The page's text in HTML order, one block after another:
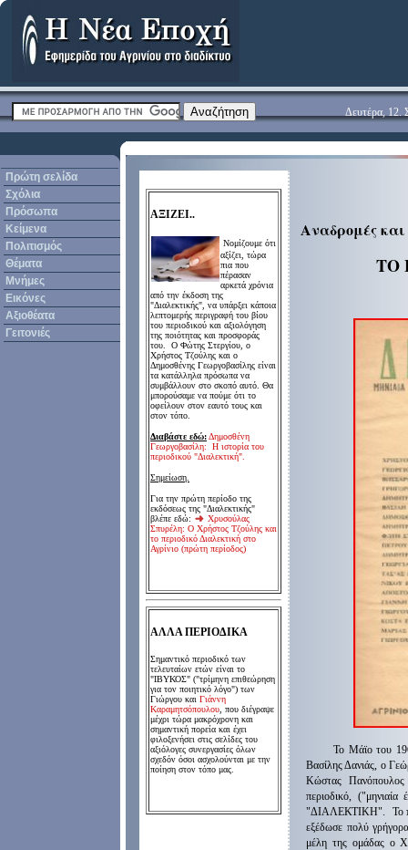
Δευτέρα, 12.
Πρώτη σελίδα
Σχόλια
Πρόσωπα
Κείμενα
Πολιτισμός
Θέματα
Μνήμες
Εικόνες
Αξιοθέατα
Γειτονιές
ΑΞΙΖΕΙ..
Νομίζουμε ότι
αξίζει, τώρα
πια που
πέρασαν
αρκετά χρόνια
από την έκδοση της
"Διαλεκτικής", να υπάρξει κάποια
λεπτομερής περιγραφή του βίου
του περιοδικού και αξιολόγηση
της ποιότητας και προσφοράς
του. Ο Φώτης Στεργίου, ο
Χρήστος Τζούλης και ο
Δημοσθένης Γεωργοβασίλης είναι
τα κατάλληλα πρόσωπα να
συμβάλλουν στο σκοπό αυτό. Θα
μπορούσαμε να πούμε ότι το
οφείλουν στον εαυτό τους και
στον τόπο.
Διαβάστε εδώ:Δημοσθένη
Γεωργοβασίλη: Η ιστορία του
περιοδικού "Διαλεκτική".
Σημείωση.
Για την πρώτη περίοδο της
εκδόσεως της "Διαλεκτικής"
βλέπε εδώ:
Χρυσούλας
Σπυρέλη: Ο Χρήστος Τζούλης και
το περιοδικό Διαλεκτική στο
Αγρίνιο (πρώτη περίοδος)
ΑΛΛΑ ΠΕΡΙΟΔΙΚΑ
Σημαντικό περιοδικό των
τελευταίων ετών είναι το
"ΙΒΥΚΟΣ" ("τρίμηνη επιθεώρηση
για τον ποιητικό λόγο") των
Γιώργου και Γιάννη
Καραμητσόπουλου , που διέγραψε
μέχρι τώρα μακρόχρονη και
σημαντική πορεία και έχει
φιλοξενήσει στις σελίδες του
αξιόλογες συνεργασίες όλων
σχεδόν όσοι ασχολούνται με την
ποίηση στον τόπο μας.
Αναδρομές
ΤΟ
Το Μάϊο του
Βασίλης Δανιάς, ο
Κώστας Πανόπουλος
περιοδικό,
"ΔΙΑΛΕΚΤΙΚΗ". Το
εξέδωσε πολύ
μέλη της ομάδας ο